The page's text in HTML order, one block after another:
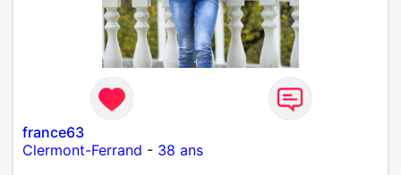
france63
Clermont-Ferrand - 38 ans